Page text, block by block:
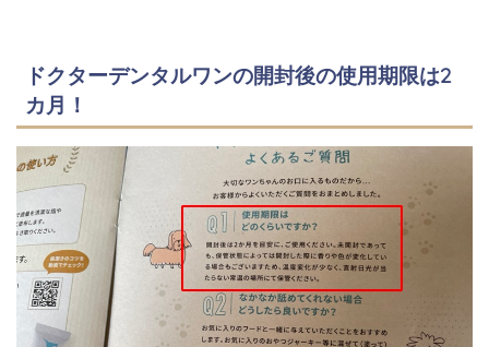
ドクターデンタルワンの開封後の使用期限は2
カ月！